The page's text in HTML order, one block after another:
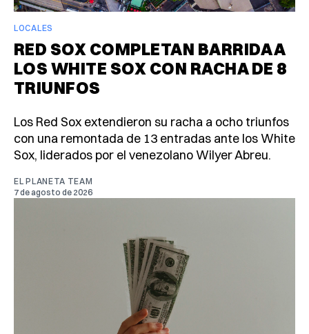
LOCALES
RED SOX COMPLETAN BARRIDA A
LOS WHITE SOX CON RACHA DE 8
TRIUNFOS
Los Red Sox extendieron su racha a ocho triunfos
con una remontada de 13 entradas ante los White
Sox, liderados por el venezolano Wilyer Abreu.
EL PLANETA TEAM
7 de agosto de 2026